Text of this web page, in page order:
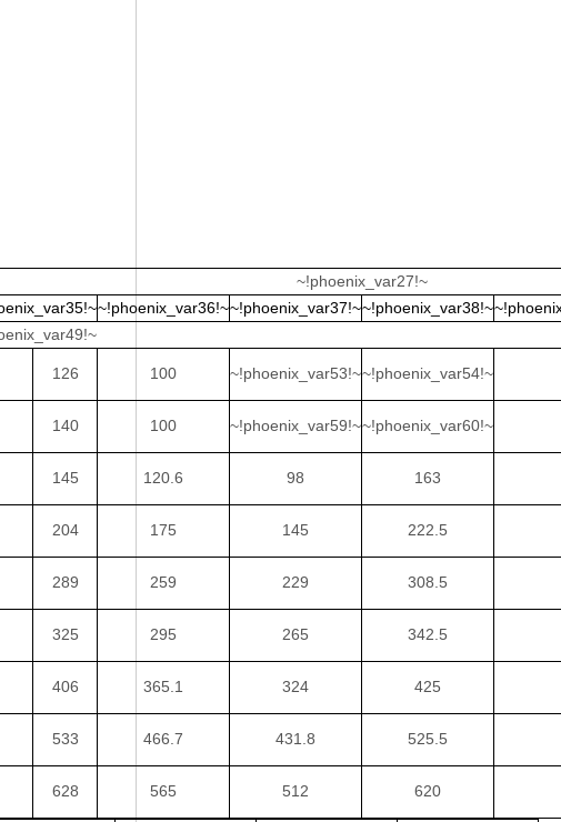
~!phoenix_var27!~
~!phoenix_var36!~~!phoenix_var37!~~!phoenix_var38!~
126 100 ~!phoenix_var53!~~!phoenix_var54!~
140 100 ~!phoenix_var59!~~!phoenix_var60!~
145 120.6 98 163
204 175 145 222.5
289 259 229 308.5
325 295 265 342.5
406 365.1 324 425
533 466.7 431.8 525.5
628 565 512 620